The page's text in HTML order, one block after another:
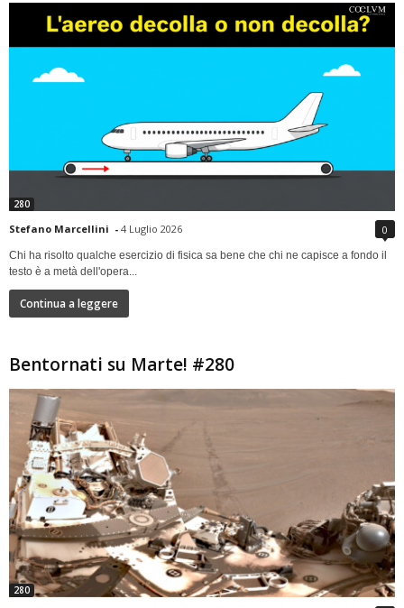
280
Stefano Marcellini - 4 Luglio 2026 0
Chi ha risolto qualche esercizio di fisica sa bene che chi ne capisce a fondo il
testo è a metà dell'opera...
Continua a leggere
Bentornati su Marte! #280
280